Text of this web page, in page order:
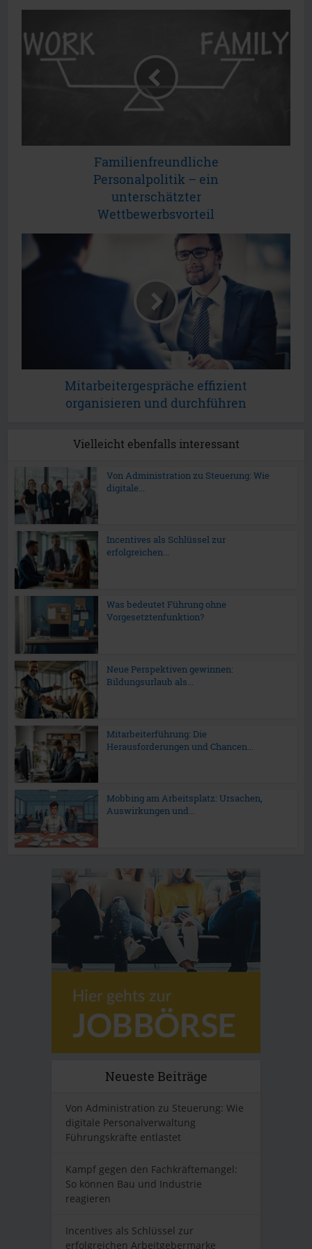
Familienfreundliche
Personalpolitik – ein
unterschätzter
Wettbewerbsvorteil
Mitarbeitergespräche effizient
organisieren und durchführen
Vielleicht ebenfalls interessant
Von Administration zu Steuerung: Wie
digitale...
Incentives als Schlüssel zur
erfolgreichen...
Was bedeutet Führung ohne
Vorgesetztenfunktion?
Neue Perspektiven gewinnen:
Bildungsurlaub als...
Mitarbeiterführung: Die
Herausforderungen und Chancen...
Mobbing am Arbeitsplatz: Ursachen,
Auswirkungen und...
Neueste Beiträge
Von Administration zu Steuerung: Wie
digitale Personalverwaltung
Führungskräfte entlastet
Kampf gegen den Fachkräftemangel:
So können Bau und Industrie
reagieren
Incentives als Schlüssel zur
erfolgreichen Arbeitgebermarke